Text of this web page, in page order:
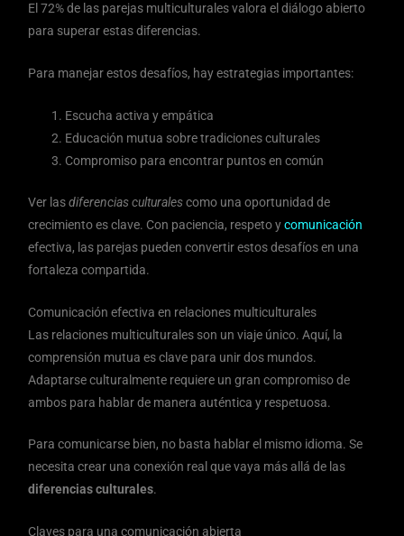
El 72% de las parejas multiculturales valora el diálogo abierto
para superar estas diferencias.
Para manejar estos desafíos, hay estrategias importantes:
Escucha activa y empática
Educación mutua sobre tradiciones culturales
Compromiso para encontrar puntos en común
Ver lasdiferencias culturalescomo una oportunidad de
crecimiento es clave. Con paciencia, respeto ycomunicación
efectiva, las parejas pueden convertir estos desafíos en una
fortaleza compartida.
Comunicación efectiva en relaciones multiculturales
Las relaciones multiculturales son un viaje único. Aquí, la
comprensión mutua es clave para unir dos mundos.
Adaptarse culturalmente requiere un gran compromiso de
ambos para hablar de manera auténtica y respetuosa.
Para comunicarse bien, no basta hablar el mismo idioma. Se
necesita crear una conexión real que vaya más allá de las
diferencias culturales.
Claves para una comunicación abierta